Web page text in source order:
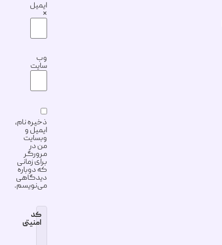
ایمیل
*
وب‌
سایت
ذخیره نام،
ایمیل و
وبسایت
من در
مرورگر
برای زمانی
که دوباره
دیدگاهی
می‌نویسم.
کد
امنیتی